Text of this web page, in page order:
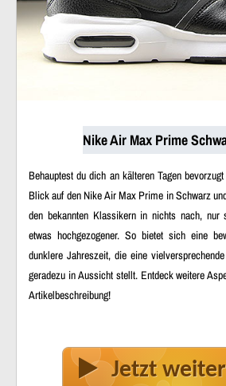
Nike Air Max Prime
Behauptest du dich an kälteren Tagen
Blick auf den Nike Air Max Prime in Schwarz
den bekannten Klassikern in nichts nach, nur
etwas hochgezogener. So bietet sich eine
dunklere Jahreszeit, die eine
geradezu in Aussicht stellt. Entdeck weitere
Artikelbeschreibung!
Jetzt